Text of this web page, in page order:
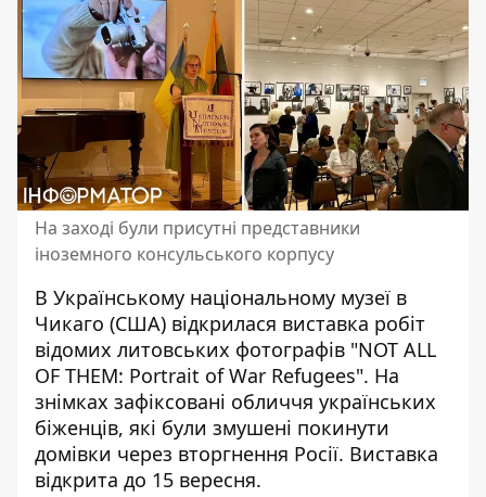
На заході були присутні представники
іноземного консульського корпусу
В Українському національному музеї в
Чикаго (США) відкрилася виставка робіт
відомих литовських фотографів "NOT ALL
OF THEM: Portrait of War Refugees". На
знімках зафіксовані обличчя українських
біженців, які були змушені покинути
домівки через вторгнення Росії. Виставка
відкрита до 15 вересня.